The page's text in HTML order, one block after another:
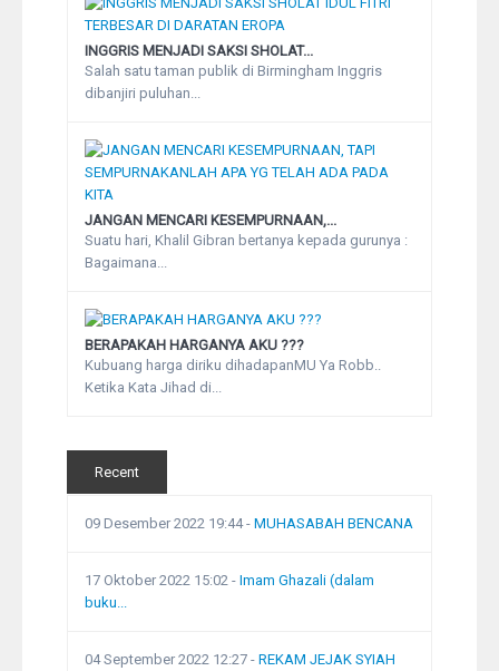
INGGRIS MENJADI SAKSI SHOLAT...
Salah satu taman publik di Birmingham Inggris
dibanjiri puluhan...
JANGAN MENCARI KESEMPURNAAN,...
Suatu hari, Khalil Gibran bertanya kepada gurunya :
Bagaimana...
BERAPAKAH HARGANYA AKU ???
Kubuang harga diriku dihadapanMU Ya Robb..
Ketika Kata Jihad di...
Recent
09 Desember 2022 19:44- MUHASABAH BENCANA
17 Oktober 2022 15:02 - Imam Ghazali (dalam
buku...
04 September 2022 12:27 - REKAM JEJAK SYIAH